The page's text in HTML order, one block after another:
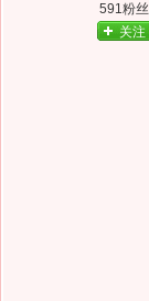
591粉丝
关注